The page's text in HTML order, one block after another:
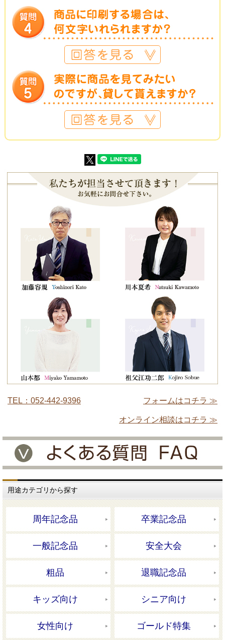
TEL：052-442-9396 フォームはコチラ ≫
オンライン相談はコチラ ≫
用途カテゴリから探す
周年記念品 卒業記念品
一般記念品 安全大会
粗品 退職記念品
キッズ向け シニア向け
女性向け ゴールド特集